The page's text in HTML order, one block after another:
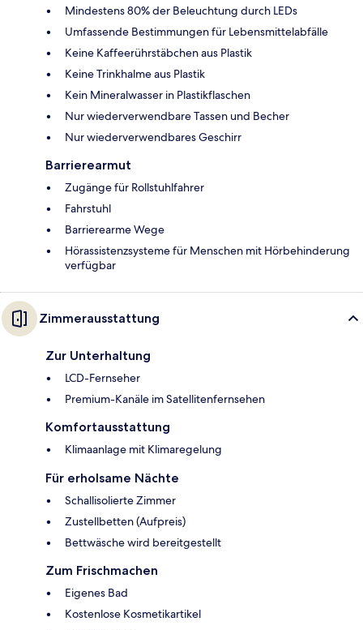
Mindestens 80% der Beleuchtung durch LEDs
Umfassende Bestimmungen für Lebensmittelabfälle
Keine Kaffeerührstäbchen aus Plastik
Keine Trinkhalme aus Plastik
Kein Mineralwasser in Plastikflaschen
Nur wiederverwendbare Tassen und Becher
Nur wiederverwendbares Geschirr
Barrierearmut
Zugänge für Rollstuhlfahrer
Fahrstuhl
Barrierearme Wege
Hörassistenzsysteme für Menschen mit Hörbehinderung
verfügbar
Zimmerausstattung
Zur Unterhaltung
LCD-Fernseher
Premium-Kanäle im Satellitenfernsehen
Komfortausstattung
Klimaanlage mit Klimaregelung
Für erholsame Nächte
Schallisolierte Zimmer
Zustellbetten (Aufpreis)
Bettwäsche wird bereitgestellt
Zum Frischmachen
Eigenes Bad
Kostenlose Kosmetikartikel